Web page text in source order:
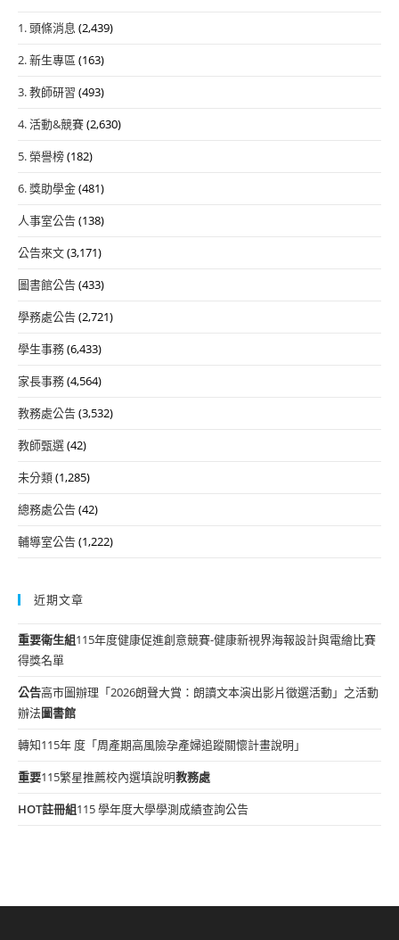
1. 頭條消息 (2,439)
2. 新生專區 (163)
3. 教師研習 (493)
4. 活動&競賽(2,630)
5. 榮譽榜(182)
6. 獎助學金(481)
人事室公告(138)
公告來文(3,171)
圖書館公告(433)
學務處公告(2,721)
學生事務(6,433)
家長事務(4,564)
教務處公告(3,532)
教師甄選(42)
未分類(1,285)
總務處公告(42)
輔導室公告(1,222)
近期文章
重要衛生組115年度健康促進創意競賽-健康新視界海報設計與電繪比賽
得獎名單
公告高市圖辦理「2026朗聲大賞：朗讀文本演出影片徵選活動」之活動
辦法圖書館
轉知115年 度「周產期高風險孕產婦追蹤關懷計畫說明」
重要115繁星推薦校內選填說明教務處
HOT註冊組115 學年度大學學測成績查詢公告